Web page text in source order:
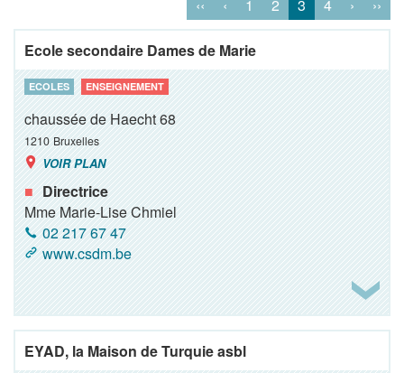
‹‹
‹ 1 2 3 4 › ››
Ecole secondaire Dames de Marie
ECOLES ENSEIGNEMENT
chaussée de Haecht 68
1210 Bruxelles
VOIR PLAN
Directrice
Mme Marie-Lise Chmiel
02 217 67 47
www.csdm.be
EYAD, la Maison de Turquie asbl